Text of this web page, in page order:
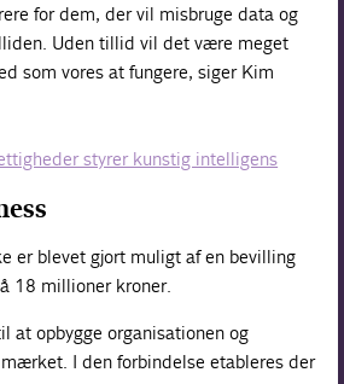
for dem, der vil misbruge data og
Uden tillid vil det være meget
som vores at fungere, siger Kim
styrer kunstig intelligens
er blevet gjort muligt af en bevilling
18 millioner kroner.
at opbygge organisationen og
I den forbindelse etableres der